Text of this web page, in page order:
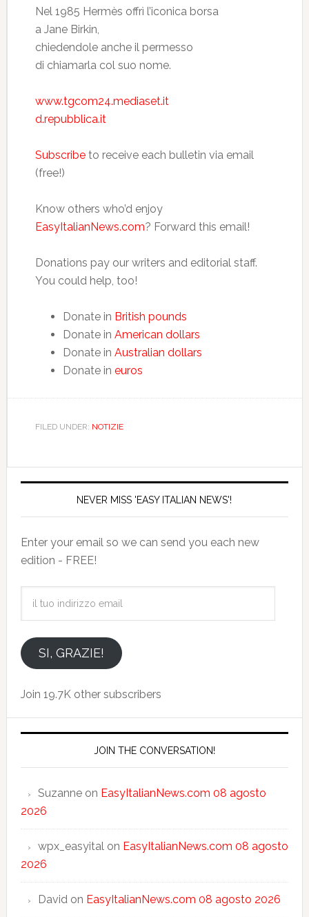
Nel 1985 Hermès offrì l’iconica borsa
a Jane Birkin,
chiedendole anche il permesso
di chiamarla col suo nome.
www.tgcom24.mediaset.it
d.repubblica.it
Subscribeto receive each bulletin via email
(free!)
Know others who’d enjoy
EasyItalianNews.com? Forward this email!
Donations pay our writers and editorial staff.
You could help, too!
Donate in British pounds
Donate in American dollars
Donate in Australian dollars
Donate in euros
FILED UNDER: NOTIZIE
NEVER MISS 'EASY ITALIAN NEWS'!
Enter your email so we can send you each new
edition - FREE!
emailSI, GRAZIE!
Join 19.7K other subscribers
JOIN THE CONVERSATION!
Suzanneon EasyItalianNews.com 08 agosto
2026
wpx_easyitalon EasyItalianNews.com 08 agosto
2026
Davidon EasyItalianNews.com 08 agosto 2026